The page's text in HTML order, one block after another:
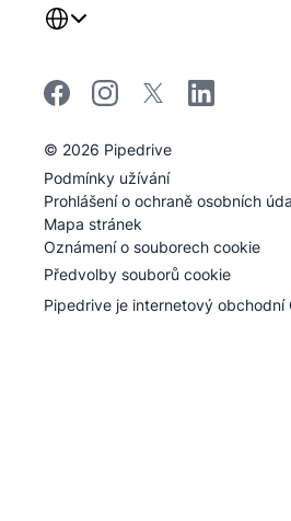
© 2026 Pipedrive
Pipedrive
Podmínky užívání
Pipedrive
Prohlášení o ochraně osobních
Mapa stránek
Oznámení o souborech cookie
Předvolby souborů cookie
Pipedrive je internetový obchodní